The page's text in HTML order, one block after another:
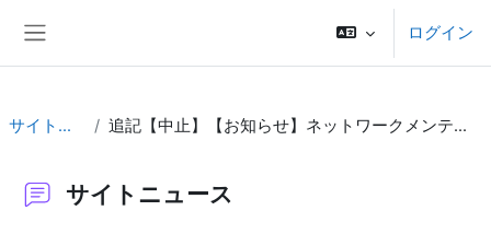
ログイン
サイトニュース 追記【中止】【お知らせ】ネットワークメンテナンスのお知らせ（2/3掲載）
サイトニュース